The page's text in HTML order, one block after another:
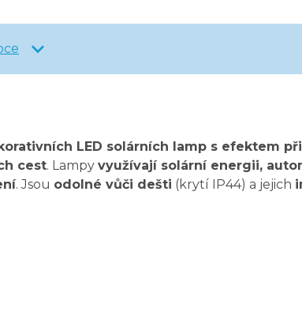
LED solárních lamp s efektem
cest. Lampy využívají solární energii,
. Jsou odolné vůči dešti (krytí IP44) a jejich